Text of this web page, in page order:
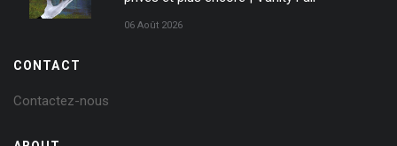
06 Août 2026
CONTACT
Contactez-nous